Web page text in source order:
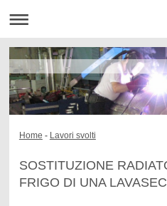
Home - Lavori svolti
SOSTITUZIONE
FRIGO DI UNA